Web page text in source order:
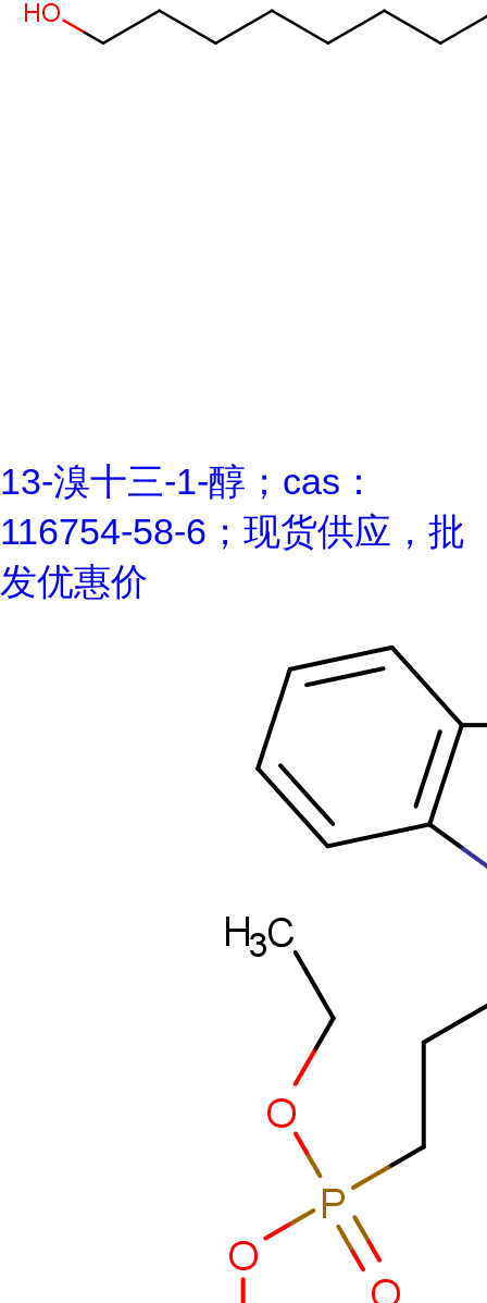
13-溴十三-1-醇；cas：
116754-58-6；现货供应，批
发优惠价